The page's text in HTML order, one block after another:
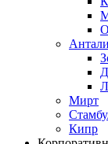
Мирт
Кипр